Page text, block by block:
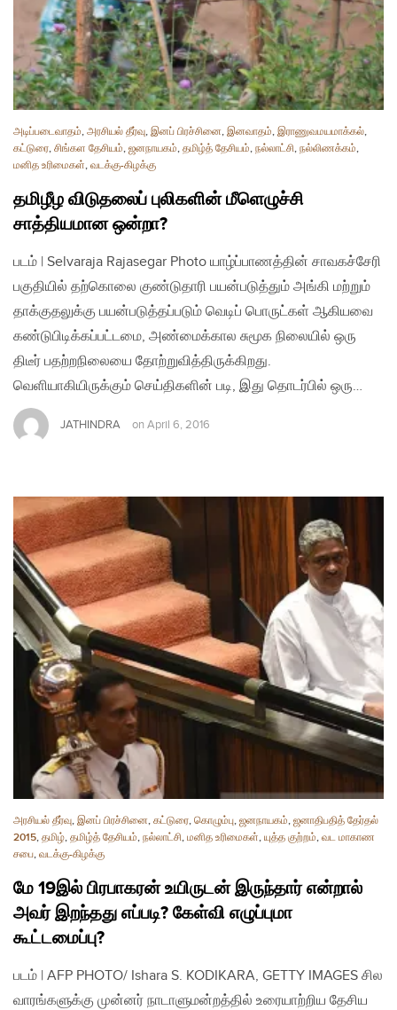
அடிப்படைவாதம், அரசியல் தீர்வு, இனப் பிரச்சினை, இனவாதம், இராணுவமயமாக்கல்,
கட்டுரை, சிங்கள தேசியம், ஜனநாயகம், தமிழ்த் தேசியம், நல்லாட்சி, நல்லிணக்கம்,
மனித உரிமைகள், வடக்கு-கிழக்கு
தமிழீழ விடுதலைப் புலிகளின் மீளெழுச்சி
சாத்தியமான ஒன்றா?
படம் | Selvaraja Rajasegar Photo யாழ்ப்பாணத்தின் சாவகச்சேரி
பகுதியில் தற்கொலை குண்டுதாரி பயன்படுத்தும் அங்கி மற்றும்
தாக்குதலுக்கு பயன்படுத்தப்படும் வெடிப் பொருட்கள் ஆகியவை
கண்டுபிடிக்கப்பட்டமை, அண்மைக்கால சுமூக நிலையில் ஒரு
திடீர் பதற்றநிலையை தோற்றுவித்திருக்கிறது.
வெளியாகியிருக்கும் செய்திகளின் படி, இது தொடர்பில் ஒரு…
JATHINDRA on April 6, 2016
அரசியல் தீர்வு, இனப் பிரச்சினை, கட்டுரை, கொழும்பு, ஜனநாயகம், ஜனாதிபதித் தேர்தல்
2015, தமிழ், தமிழ்த் தேசியம், நல்லாட்சி, மனித உரிமைகள், யுத்த குற்றம், வட மாகாண
சபை, வடக்கு-கிழக்கு
மே 19இல் பிரபாகரன் உயிருடன் இருந்தார் என்றால்
அவர் இறந்தது எப்படி? கேள்வி எழுப்புமா
கூட்டமைப்பு?
படம் | AFP PHOTO/ Ishara S. KODIKARA, GETTY IMAGES சில
வாரங்களுக்கு முன்னர் நாடாளுமன்றத்தில் உரையாற்றிய தேசிய